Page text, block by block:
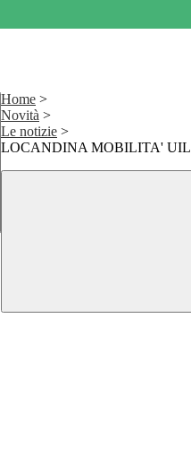
Home >
Novità >
Le notizie >
LOCANDINA MOBILITA' UIL